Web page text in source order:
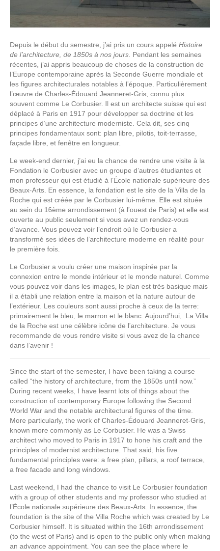
Depuis le début du semestre, j’ai pris un cours appelé Histoire
de l’architecture, de 1850s à nos jours . Pendant les semaines
récentes, j’ai appris beaucoup de choses de la construction de
l’Europe contemporaine après la Seconde Guerre mondiale et
les figures architecturales notables à l’époque. Particulièrement
l’œuvre de Charles-Édouard Jeanneret-Gris, connu plus
souvent comme Le Corbusier. Il est un architecte suisse qui est
déplacé à Paris en 1917 pour développer sa doctrine et les
principes d’une architecture moderniste. Cela dit, ses cinq
principes fondamentaux sont: plan libre, pilotis, toit-terrasse,
façade libre, et fenêtre en longueur.
Le week-end dernier, j’ai eu la chance de rendre une visite à la
Fondation le Corbusier avec un groupe d’autres étudiantes et
mon professeur qui est étudié à l’École nationale supérieure des
Beaux-Arts. En essence, la fondation est le site de la Villa de la
Roche qui est créée par le Corbusier lui-même. Elle est située
au sein du 16ème arrondissement (à l’ouest de Paris) et elle est
ouverte au public seulement si vous avez un rendez-vous
d’avance. Vous pouvez voir l’endroit où le Corbusier a
transformé ses idées de l’architecture moderne en réalité pour
le première fois.
Le Corbusier a voulu créer une maison inspirée par la
connexion entre le monde intérieur et le monde naturel. Comme
vous pouvez voir dans les images, le plan est très basique mais
il a établi une relation entre la maison et la nature autour de
l’extérieur. Les couleurs sont aussi proche à ceux de la terre:
primairement le bleu, le marron et le blanc. Aujourd’hui, La Villa
de la Roche est une célèbre icône de l’architecture. Je vous
recommande de vous rendre visite si vous avez de la chance
dans l’avenir !
Since the start of the semester, I have been taking a course
called “the history of architecture, from the 1850s until now.”
During recent weeks, I have learnt lots of things about the
construction of contemporary Europe following the Second
World War and the notable architectural figures of the time.
More particularly, the work of Charles-Édouard Jeanneret-Gris,
known more commonly as Le Corbusier. He was a Swiss
architect who moved to Paris in 1917 to hone his craft and the
principles of modernist architecture. That said, his five
fundamental principles were: a free plan, pillars , a roof terrace,
a free facade and long windows.
Last weekend, I had the chance to visit Le Corbusier foundation
with a group of other students and my professor who studied at
l’École nationale supérieure des Beaux-Arts. In essence, the
foundation is the site of the Villa Roche which was created by Le
Corbusier himself. It is situated within the 16th arrondissement
(to the west of Paris) and is open to the public only when making
an advance appointment. You can see the place where le